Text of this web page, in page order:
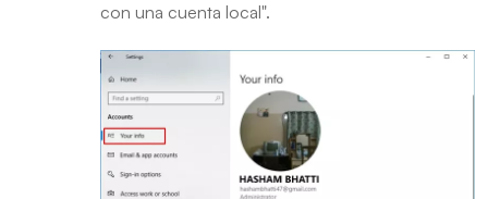
con una cuenta local".